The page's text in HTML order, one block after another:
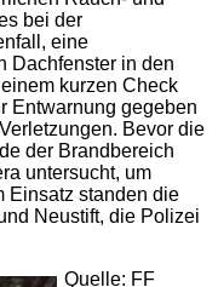
bei der
eine
Dachfenster in den
kurzen Check
Entwarnung gegeben
Bevor die
der Brandbereich
untersucht, um
Einsatz standen die
Neustift, die Polizei
Quelle: FF